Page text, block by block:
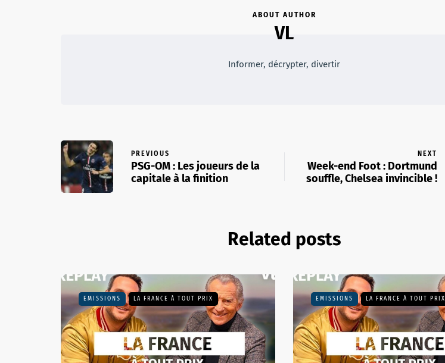
ABOUT AUTHOR
VL
Informer, décrypter, divertir
PREVIOUS
PSG-OM : Les joueurs de la
capitale à la finition
NEXT
Week-end Foot : Dortmund
souffle, Chelsea invincible !
Related posts
EMISSIONS LA FRANCE À TOUT PRIX EMISSIONS LA FRANCE À TOUT PRIX